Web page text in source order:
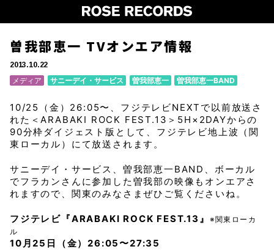
曽我部恵一 TVオンエア情報
2013.10.22
メディア サニーデイ・サービス 曽我部恵一 曽我部恵一BAND
10/25（金）26:05〜、フジテレビNEXTで以前放送さ
れた＜ARABAKI ROCK FEST.13＞5H×2DAYからの
90分枠ダイジェスト版として、フジテレビ地上波（関
東ローカル）にて放送されます。
サニーデイ・サービス、曽我部恵一BAND、ボーカル
でフラカンさんに参加した曽我部の映像もオンエアさ
れますので、関東のみなさまぜひご覧くださいね。
フジテレビ『ARABAKI ROCK FEST.13』
※関東ローカ
ル
10月25日（金）26:05〜27:35